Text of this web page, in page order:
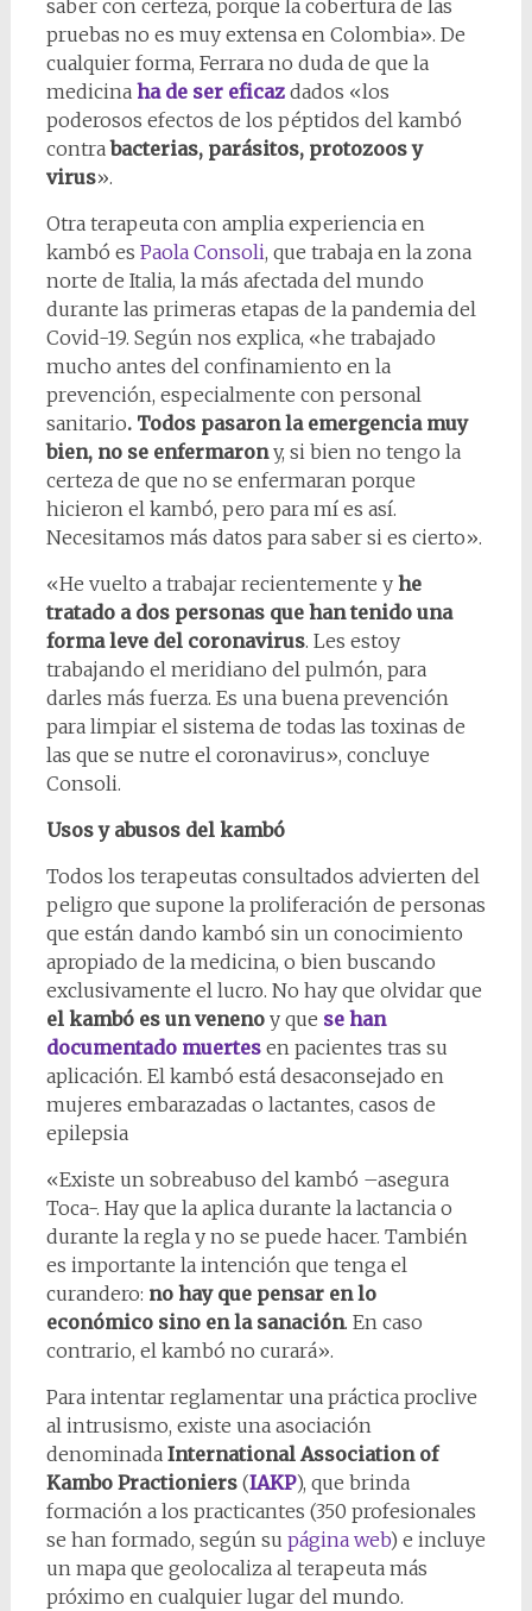
saber con certeza, porque la cobertura de las
pruebas no es muy extensa en Colombia». De
cualquier forma, Ferrara no duda de que la
medicina ha de ser eficazdados «los
poderosos efectos de los péptidos del kambó
contrabacterias, parásitos, protozoos y
virus».
Otra terapeuta con amplia experiencia en
kambó es Paola Consoli, que trabaja en la zona
norte de Italia, la más afectada del mundo
durante las primeras etapas de la pandemia del
Covid-19. Según nos explica, «he trabajado
mucho antes del confinamiento en la
prevención, especialmente con personal
sanitario. Todos pasaron la emergencia muy
bien, no se enfermarony, si bien no tengo la
certeza de que no se enfermaran porque
hicieron el kambó, pero para mí es así.
Necesitamos más datos para saber si es cierto».
«He vuelto a trabajar recientemente y he
tratado a dos personas que han tenido una
forma leve del coronavirus. Les estoy
trabajando el meridiano del pulmón, para
darles más fuerza. Es una buena prevención
para limpiar el sistema de todas las toxinas de
las que se nutre el coronavirus», concluye
Consoli.
Usos y abusos del kambó
Todos los terapeutas consultados advierten del
peligro que supone la proliferación de personas
que están dando kambó sin un conocimiento
apropiado de la medicina, o bien buscando
exclusivamente el lucro. No hay que olvidar que
el kambó es un venenoy que se han
documentado muertes en pacientes tras su
aplicación. El kambó está desaconsejado en
mujeres embarazadas o lactantes, casos de
epilepsia
«Existe un sobreabuso del kambó –asegura
Toca-. Hay que la aplica durante la lactancia o
durante la regla y no se puede hacer. También
es importante la intención que tenga el
curandero: no hay que pensar en lo
económico sino en la sanación. En caso
contrario, el kambó no curará».
Para intentar reglamentar una práctica proclive
al intrusismo, existe una asociación
denominada International Association of
Kambo Practioniers(IAKP), que brinda
formación a los practicantes (350 profesionales
se han formado, según su página web) e incluye
un mapa que geolocaliza al terapeuta más
próximo en cualquier lugar del mundo.